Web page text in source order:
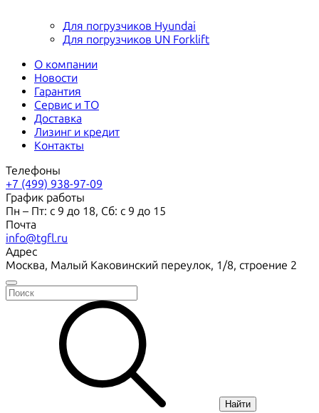
Для погрузчиков Hyundai
Для погрузчиков UN Forklift
О компании
Новости
Гарантия
Сервис и ТО
Доставка
Лизинг и кредит
Контакты
Телефоны
+7 (499) 938-97-09
График работы
Пн – Пт: с 9 до 18, Сб: с 9 до 15
Почта
info@tgfl.ru
Адрес
Москва, Малый Каковинский переулок, 1/8, строение 2
Найти